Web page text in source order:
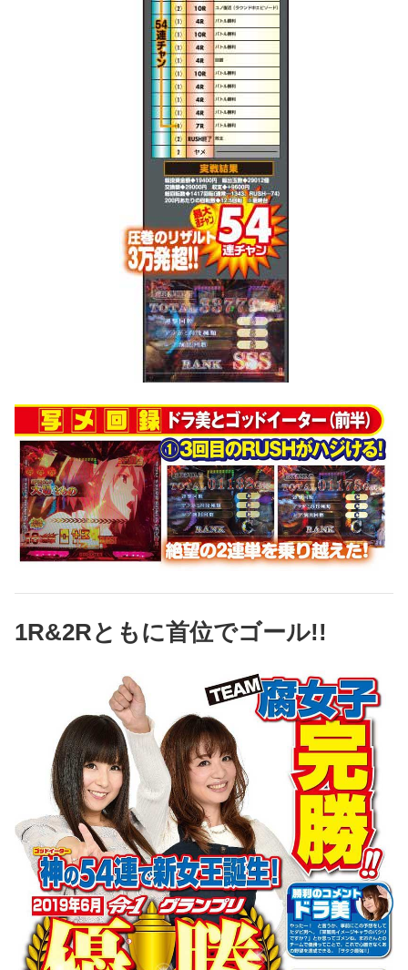
1R&2Rともに首位でゴール!!